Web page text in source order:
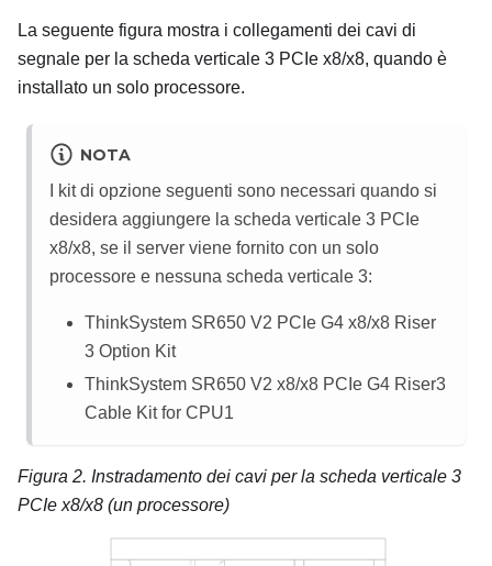
La seguente figura mostra i collegamenti dei cavi di
segnale per la scheda verticale 3 PCIe x8/x8, quando è
installato un solo processore.
NOTA
I kit di opzione seguenti sono necessari quando si
desidera aggiungere la scheda verticale 3 PCIe
x8/x8, se il server viene fornito con un solo
processore e nessuna scheda verticale 3:
ThinkSystem SR650 V2 PCIe G4 x8/x8 Riser
3 Option Kit
ThinkSystem SR650 V2 x8/x8 PCIe G4 Riser3
Cable Kit for CPU1
Figura 2. Instradamento dei cavi per la scheda verticale 3
PCIe x8/x8 (un processore)